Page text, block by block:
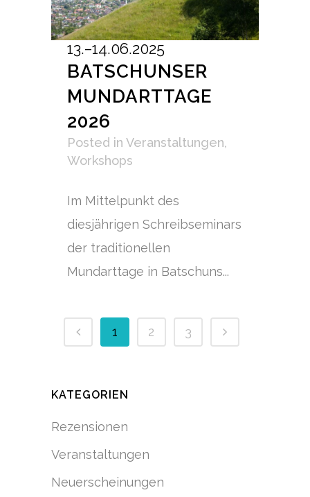
13.–14.06.2025
BATSCHUNSER
MUNDARTTAGE
2026
Posted in Veranstaltungen,
Workshops
Im Mittelpunkt des
diesjährigen Schreibseminars
der traditionellen
Mundarttage in Batschuns...
1 2 3
KATEGORIEN
Rezensionen
Veranstaltungen
Neuerscheinungen